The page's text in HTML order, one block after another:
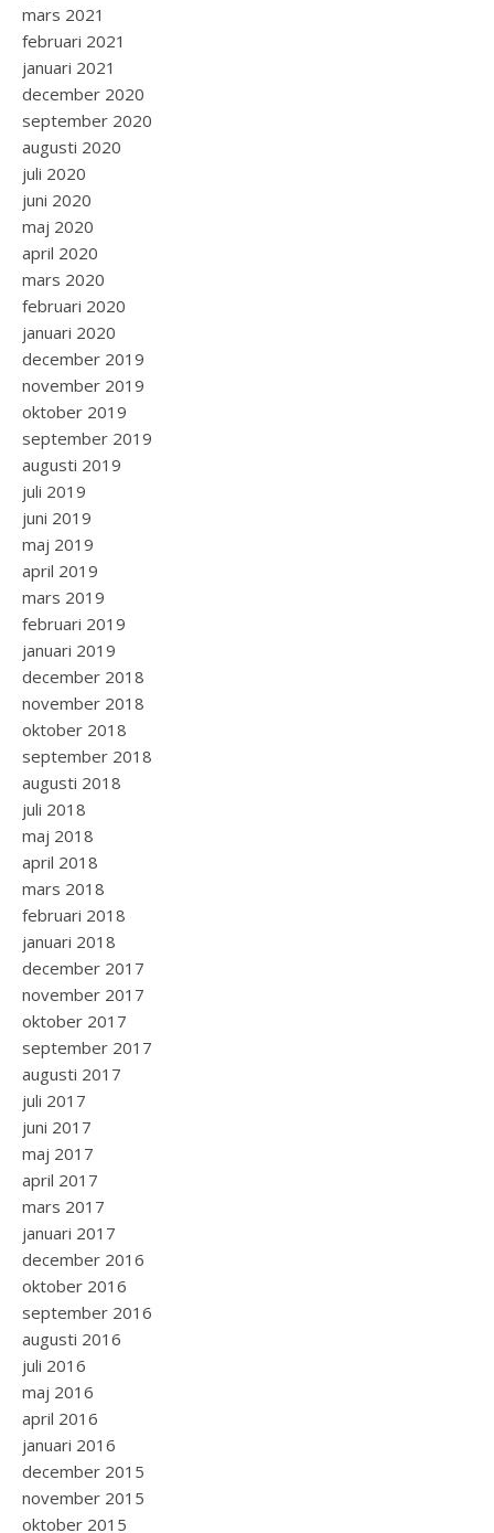
mars 2021
februari 2021
januari 2021
december 2020
september 2020
augusti 2020
juli 2020
juni 2020
maj 2020
april 2020
mars 2020
februari 2020
januari 2020
december 2019
november 2019
oktober 2019
september 2019
augusti 2019
juli 2019
juni 2019
maj 2019
april 2019
mars 2019
februari 2019
januari 2019
december 2018
november 2018
oktober 2018
september 2018
augusti 2018
juli 2018
maj 2018
april 2018
mars 2018
februari 2018
januari 2018
december 2017
november 2017
oktober 2017
september 2017
augusti 2017
juli 2017
juni 2017
maj 2017
april 2017
mars 2017
januari 2017
december 2016
oktober 2016
september 2016
augusti 2016
juli 2016
maj 2016
april 2016
januari 2016
december 2015
november 2015
oktober 2015